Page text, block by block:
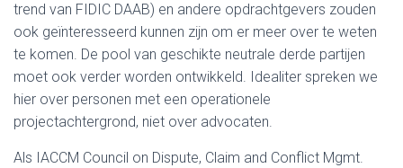
trend van FIDIC DAAB) en andere opdrachtgevers zouden
ook geïnteresseerd kunnen zijn om er meer over te weten
te komen. De pool van geschikte neutrale derde partijen
moet ook verder worden ontwikkeld. Idealiter spreken we
hier over personen met een operationele
projectachtergrond, niet over advocaten.
Als IACCM Council on Dispute, Claim and Conflict Mgmt.